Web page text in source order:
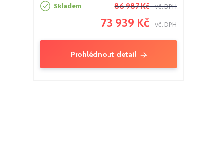
Skladem 86 987 Kč vč. DPH
73 939 Kč vč. DPH
Prohlédnout detail